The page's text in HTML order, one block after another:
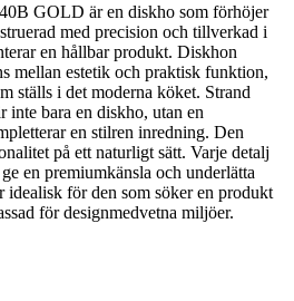
GOLD är en diskho som förhöjer
med precision och tillverkad i
en hållbar produkt. Diskhon
mellan estetik och praktisk funktion,
ställs i det moderna köket. Strand
bara en diskho, utan en
en stilren inredning. Den
på ett naturligt sätt. Varje detalj
en premiumkänsla och underlätta
idealisk för den som söker en produkt
för designmedvetna miljöer.